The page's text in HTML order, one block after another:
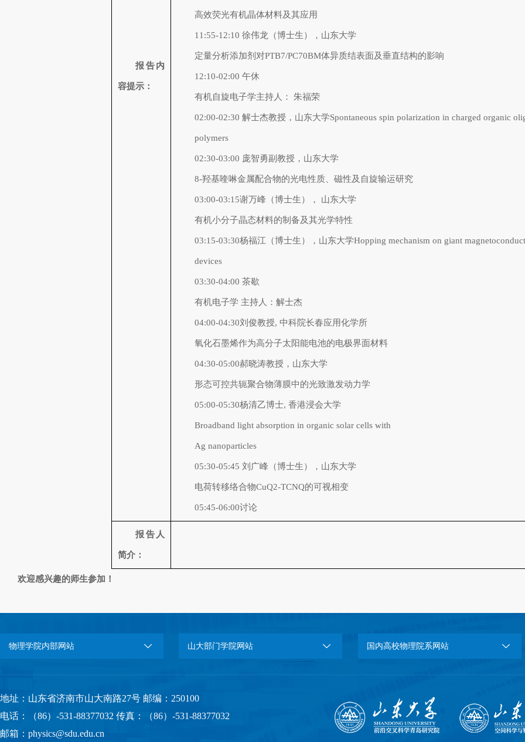
报告内
容提示：
高效荧光有机晶体材料及其应用
11:55-12:10 徐伟龙（博士生），山东大学
定量分析添加剂对PTB7/PC70BM体异质结表面及垂直结构的影响
12:10-02:00 午休
有机自旋电子学主持人： 朱福荣
02:00-02:30 解士杰教授，山东大学Spontaneous spin polarization in charged organic
polymers
02:30-03:00 庞智勇副教授，山东大学
8-羟基喹啉金属配合物的光电性质、磁性及自旋输运研究
03:00-03:15谢万峰（博士生）， 山东大学
有机小分子晶态材料的制备及其光学特性
03:15-03:30杨福江（博士生），山东大学Hopping mechanism on giant
devices
03:30-04:00 茶歇
有机电子学 主持人：解士杰
04:00-04:30刘俊教授, 中科院长春应用化学所
氧化石墨烯作为高分子太阳能电池的电极界面材料
04:30-05:00郝晓涛教授，山东大学
形态可控共轭聚合物薄膜中的光致激发动力学
05:00-05:30杨清乙博士, 香港浸会大学
Broadband light absorption in organic solar cells with
Ag nanoparticles
05:30-05:45 刘广峰（博士生），山东大学
电荷转移络合物CuQ2-TCNQ的可视相变
05:45-06:00讨论
报告人
简介：
欢迎感兴趣的师生参加！
物理学院内部网站 山大部门学院网站 国内高校物理院系网站
地址：山东省济南市山大南路27号 邮编：250100
电话：（86）-531-88377032 传真：（86）-531-88377032
邮箱：physics@sdu.edu.cn